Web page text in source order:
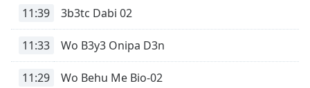
behind
Remaining
11:39 3b3tc Dabi 02
11:33 Wo B3y3 Onipa D3n
11:29 Wo Behu Me Bio-02